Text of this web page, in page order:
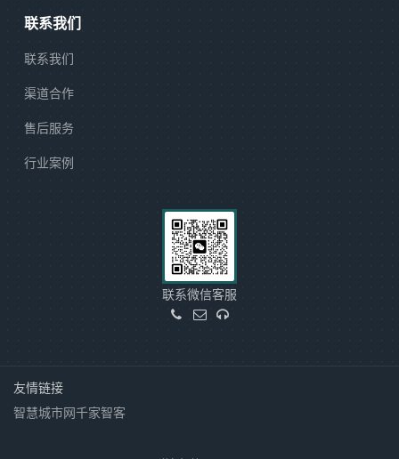
联系我们
联系我们
渠道合作
售后服务
行业案例
联系微信客服
友情链接
智慧城市网千家智客